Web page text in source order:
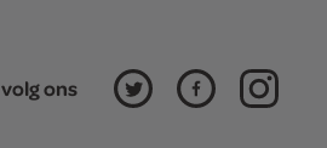
volg ons